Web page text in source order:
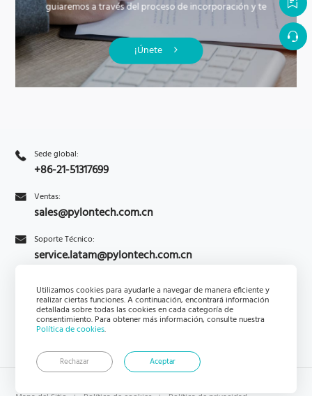
guiaremos a través del proceso de incorporación y te
brindaremos capacitación y los recursos necesarios para
garantizar una asociación exitosa.
¿Listo para unirte a nuestra red de socios innovadores? Haz
clic en el botón de abajo y completa el formulario de
¡Únete
Utilizamos cookies para ayudarle a navegar de manera eficiente y
realizar ciertas funciones. A continuación, encontrará información
detallada sobre todas las cookies en cada categoría de
consentimiento. Para obtener más información, consulte nuestra
Política de cookies.
Aceptar
Rechazar
Sede global:
+86-21-51317699
Ventas:
sales@pylontech.com.cn
Soporte Técnico:
service.latam@pylontech.com.cn
Consultas Suscribirse